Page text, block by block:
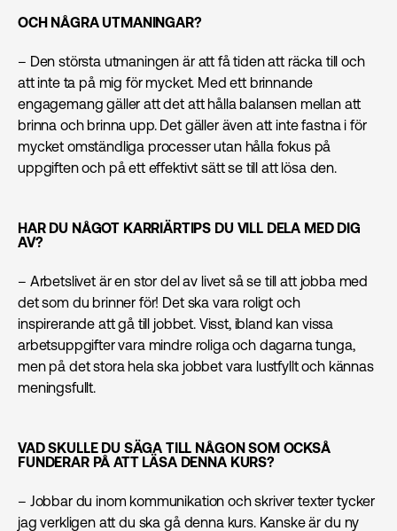
OCH NÅGRA UTMANINGAR?
– Den största utmaningen är att få tiden att räcka till och
att inte ta på mig för mycket. Med ett brinnande
engagemang gäller att det att hålla balansen mellan att
brinna och brinna upp. Det gäller även att inte fastna i för
mycket omständliga processer utan hålla fokus på
uppgiften och på ett effektivt sätt se till att lösa den.
HAR DU NÅGOT KARRIÄRTIPS DU VILL DELA MED DIG
AV?
– Arbetslivet är en stor del av livet så se till att jobba med
det som du brinner för! Det ska vara roligt och
inspirerande att gå till jobbet. Visst, ibland kan vissa
arbetsuppgifter vara mindre roliga och dagarna tunga,
men på det stora hela ska jobbet vara lustfyllt och kännas
meningsfullt.
VAD SKULLE DU SÄGA TILL NÅGON SOM OCKSÅ
FUNDERAR PÅ ATT LÄSA DENNA KURS?
– Jobbar du inom kommunikation och skriver texter tycker
jag verkligen att du ska gå denna kurs. Kanske är du ny